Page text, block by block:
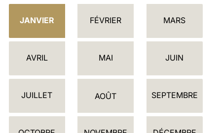
C
L
D
I
JANVIER FÉVRIER MARS
AVRIL MAI JUIN
JUILLET AOÛT SEPTEMBRE